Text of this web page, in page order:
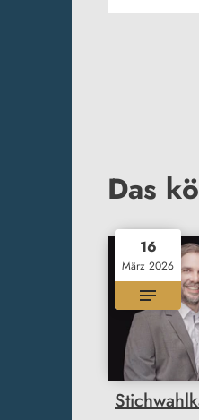
Das
16
März 2026